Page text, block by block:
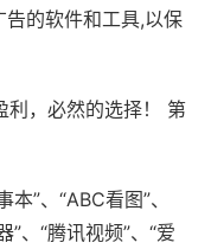
告的软件和工具,以保
”、“ABC看图”、
”、“腾讯视频”、“爱